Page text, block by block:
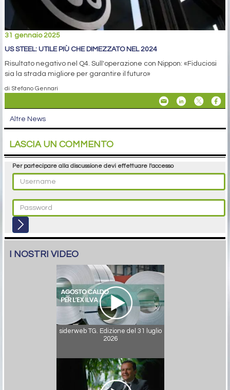
31 gennaio 2025
US STEEL: UTILE PIÙ CHE DIMEZZATO NEL 2024
Risultato negativo nel Q4. Sull'operazione con Nippon: «Fiduciosi
sia la strada migliore per garantire il futuro»
di Stefano Gennari
Altre News
LASCIA UN COMMENTO
Per partecipare alla discussione devi effettuare l'accesso
I NOSTRI VIDEO
siderweb TG. Edizione del 31 luglio
2026